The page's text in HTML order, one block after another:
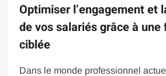
Optimiser l’engagement et
de vos salariés grâce à
ciblée
Dans le monde professionnel